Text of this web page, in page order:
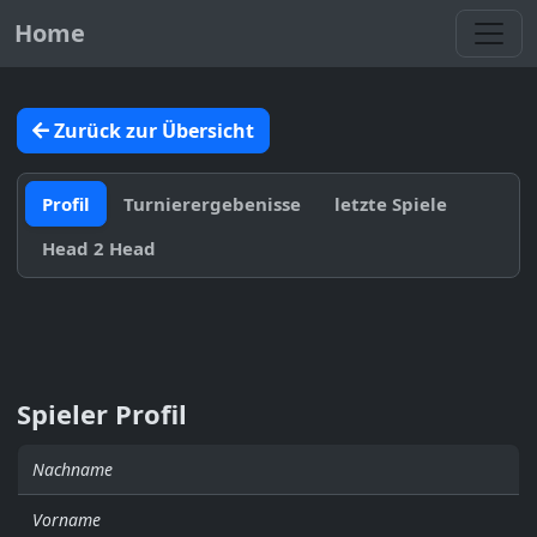
Home
Zurück zur Übersicht
Profil Turnierergebenisse
letzte Spiele
Head 2 Head
Spieler Profil
Nachname
Vorname